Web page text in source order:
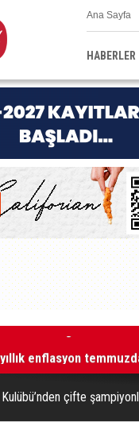
Ana Sayfa
HABERLER
EĞİTİM
yıllık enflasyon
çifte